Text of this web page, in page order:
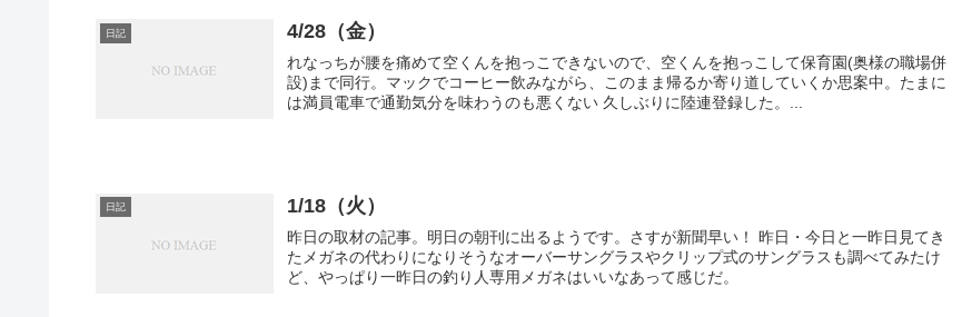
日記 4/28（金）
れなっちが腰を痛めて空くんを抱っこできないので、空くんを抱っこして保育園(奥様の職場併
設)まで同行。マックでコーヒー飲みながら、このまま帰るか寄り道していくか思案中。たまに
は満員電車で通勤気分を味わうのも悪くない 久しぶりに陸連登録した。...
日記 1/18（火）
昨日の取材の記事。明日の朝刊に出るようです。さすが新聞早い！ 昨日・今日と一昨日見てき
たメガネの代わりになりそうなオーバーサングラスやクリップ式のサングラスも調べてみたけ
ど、やっぱり一昨日の釣り人専用メガネはいいなあって感じだ。